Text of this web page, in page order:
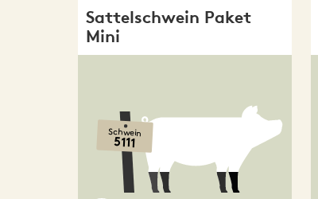
Sattelschwein Paket
Mini
Schwein
5111